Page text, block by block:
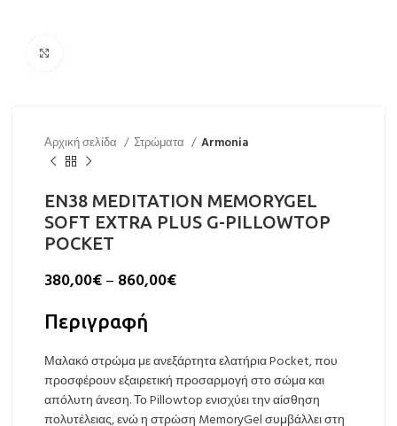
Αρχική σελίδα Στρώματα Armonia
EN38 MEDITATION MEMORYGEL
SOFT EXTRA PLUS G-PILLOWTOP
POCKET
380,00€– 860,00€
Περιγραφή
Μαλακό στρώμα με ανεξάρτητα ελατήρια Pocket, που
προσφέρουν εξαιρετική προσαρμογή στο σώμα και
απόλυτη άνεση. Το Pillowtop ενισχύει την αίσθηση
πολυτέλειας, ενώ η στρώση MemoryGel συμβάλλει στη